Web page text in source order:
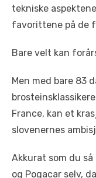
tekniske
favorittene på de
Bare velt kan
Men med bare 83
France, kan et
slovenernes
Akkurat som du
og Pogacar selv,